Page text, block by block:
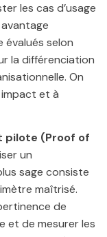
les cas d’usage
selon
la différenciation
On
et à
pilote (Proof of
un
sage consiste
maîtrisé.
de
et de mesurer les